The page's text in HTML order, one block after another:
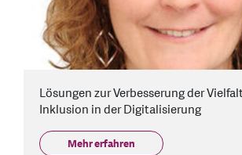
Lösungen zur Verbesserung der
Inklusion in der Digitalisierung
Mehr erfahren